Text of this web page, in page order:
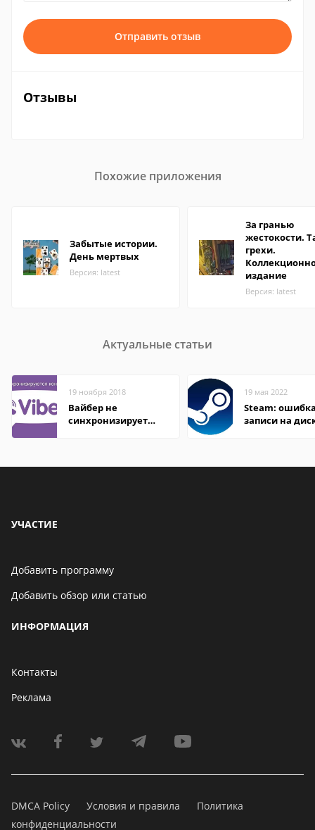
Отправить отзыв
Отзывы
Похожие приложения
Забытые истории.
День мертвых
Версия: latest
За гранью
жестокости.
грехи.
издание
Версия: latest
Актуальные статьи
19 ноября 2018
Вайбер не
синхронизирует
19 мая 2022
Steam:
записи на
УЧАСТИЕ
Добавить программу
Добавить обзор или статью
ИНФОРМАЦИЯ
Контакты
Реклама
DMCA Policy Условия и правила
Политика
конфиденциальности